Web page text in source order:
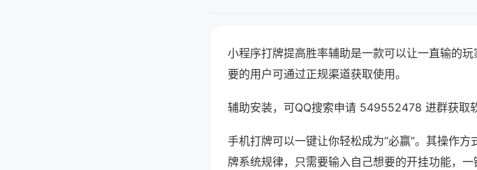
小程序打牌提高胜率辅助是一款可以让一直输的
要的用户可通过正规渠道获取使用。
辅助安装，可QQ搜索申请 549552478 进群获取
手机打牌可以一键让你轻松成为“必赢”。其操作
牌系统规律，只需要输入自己想要的开挂功能，